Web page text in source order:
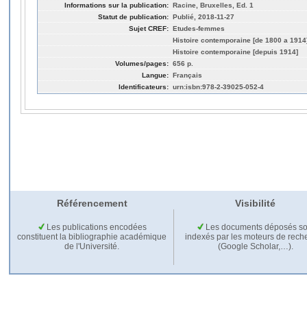
Informations sur la publication: Racine, Bruxelles, Ed. 1
Statut de publication: Publié, 2018-11-27
Sujet CREF: Etudes-femmes
Histoire contemporaine [de 1800 a
Histoire contemporaine [depuis 1914]
Volumes/pages: 656 p.
Langue: Français
Identificateurs: urn:isbn:978-2-39025-052-4
Référencement Visibilité
Les publications encodées
constituent la bibliographie académique
de l'Université.
Les documents déposés
indexés par les moteurs de
(Google Scholar,…).